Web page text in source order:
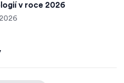
v roce 2026